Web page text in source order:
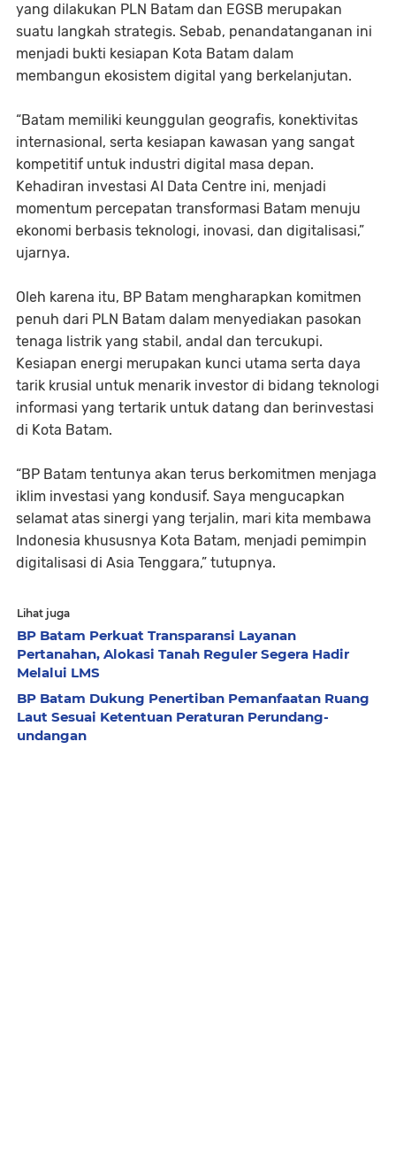
yang dilakukan PLN Batam dan EGSB merupakan
suatu langkah strategis. Sebab, penandatanganan ini
menjadi bukti kesiapan Kota Batam dalam
membangun ekosistem digital yang berkelanjutan.
“Batam memiliki keunggulan geografis, konektivitas
internasional, serta kesiapan kawasan yang sangat
kompetitif untuk industri digital masa depan.
Kehadiran investasi AI Data Centre ini, menjadi
momentum percepatan transformasi Batam menuju
ekonomi berbasis teknologi, inovasi, dan digitalisasi,”
ujarnya.
Oleh karena itu, BP Batam mengharapkan komitmen
penuh dari PLN Batam dalam menyediakan pasokan
tenaga listrik yang stabil, andal dan tercukupi.
Kesiapan energi merupakan kunci utama serta daya
tarik krusial untuk menarik investor di bidang teknologi
informasi yang tertarik untuk datang dan berinvestasi
di Kota Batam.
“BP Batam tentunya akan terus berkomitmen menjaga
iklim investasi yang kondusif. Saya mengucapkan
selamat atas sinergi yang terjalin, mari kita membawa
Indonesia khususnya Kota Batam, menjadi pemimpin
digitalisasi di Asia Tenggara,” tutupnya.
Lihat juga
BP Batam Perkuat Transparansi Layanan
Pertanahan, Alokasi Tanah Reguler Segera Hadir
Melalui LMS
BP Batam Dukung Penertiban Pemanfaatan Ruang
Laut Sesuai Ketentuan Peraturan Perundang-
undangan